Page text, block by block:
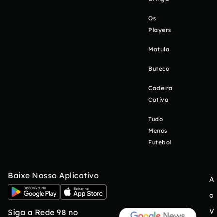
Os
Players
Matula
Buteco
Cadeira
Cativa
Tudo
Menos
Futebol
Baixe Nosso Aplicativo
Siga a Rede 98 no
A
o
V